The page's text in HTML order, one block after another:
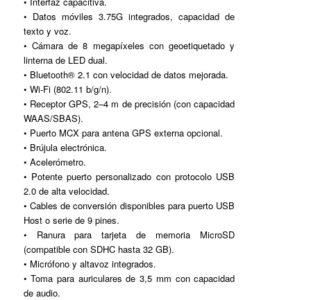
• Datos móviles 3.75G integrados, capacidad de
texto y voz.
• Cámara de 8 megapíxeles con geoetiquetado y
linterna de LED dual.
• Bluetooth® 2.1 con velocidad de datos mejorada.
• Wi-Fi (802.11 b/g/n).
• Receptor GPS, 2–4 m de precisión (con capacidad
WAAS/SBAS).
• Puerto MCX para antena GPS externa opcional.
• Brújula electrónica.
• Acelerómetro.
• Potente puerto personalizado con protocolo USB
2.0 de alta velocidad.
• Cables de conversión disponibles para puerto USB
Host o serie de 9 pines.
• Ranura para tarjeta de memoria MicroSD
(compatible con SDHC hasta 32 GB).
• Micrófono y altavoz integrados.
• Toma para auriculares de 3,5 mm con capacidad
de audio.